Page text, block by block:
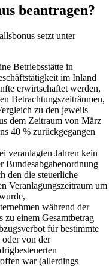
beantragen?
setzt unter
Betriebsstätte in
im Inland
erwirtschaftet werden,
Betrachtungszeiträumen,
zu den jeweils
dem Zeitraum von März
40 % zurückgegangen
veranlagten Jahren kein
Bundesabgabenordnung
den die steuerliche
Veranlagungszeitraum um
während der
zu einem Gesamtbetrag
für bestimmte
von der
war (allerdings